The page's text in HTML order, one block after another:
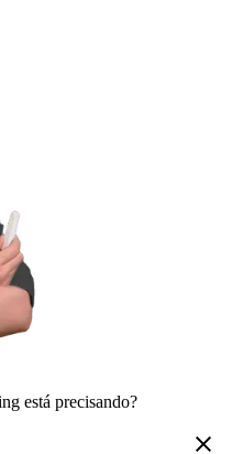
está precisando?